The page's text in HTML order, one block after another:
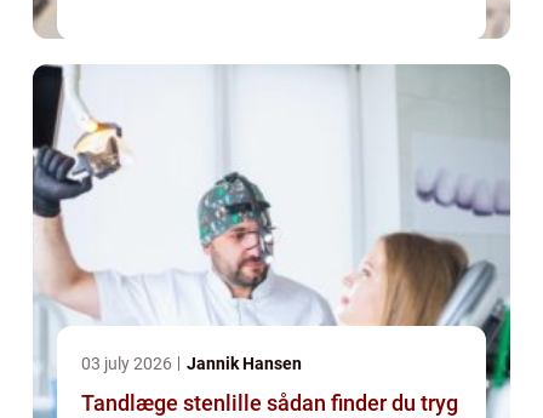
03 july 2026 Jannik Hansen
Tandlæge stenlille sådan finder du tryg